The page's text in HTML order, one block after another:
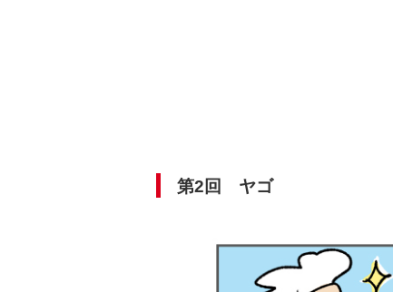
第2回 ヤゴ